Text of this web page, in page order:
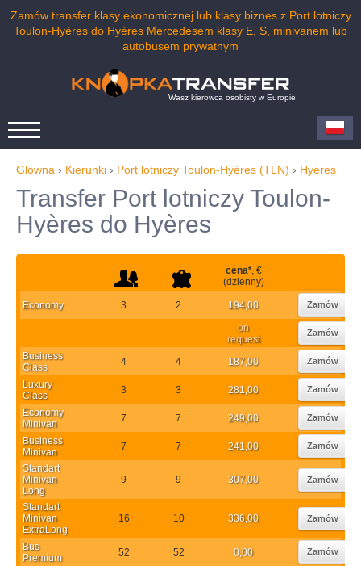
Zamów transfer klasy ekonomicznej lub klasy biznes z Port lotniczy
Toulon-Hyères do Hyères Mercedesem klasy E, S, minivanem lub
autobusem prywatnym
Wasz kierowca osobisty w Europie
Glowna › Kierunki › Port lotniczy Toulon-Hyères (TLN) › Hyères
Transfer Port lotniczy Toulon-
Hyères do Hyères
cena*, €
(dzienny)
Economy 3 2 194,00 Zamów
on
request
Zamów
Business
Class
4 4 187,00 Zamów
Luxury
Class
3 3 281,00 Zamów
Economy
Minivan
7 7 249,00 Zamów
Business
Minivan
7 7 241,00 Zamów
Standart
Minivan
Long
9 9 307,00 Zamów
Standart
Minivan
ExtraLong
16 10 336,00 Zamów
Bus
Premium
52 52 0,00 Zamów